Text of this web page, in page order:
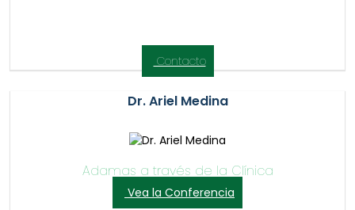
Contacto
Dr. Ariel Medina
Adamas a través de la Clínica
Vea la Conferencia